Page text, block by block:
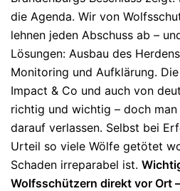
die Agenda. Wir von
lehnen jeden Abschuss ab –
Lösungen: Ausbau des
Monitoring und Aufklärung.
Impact & Co und auch von
richtig und wichtig – doch
darauf verlassen. Selbst bei
Urteil so viele Wölfe getötet
Schaden irreparabel ist.
Wolfsschützern direkt vor Ort